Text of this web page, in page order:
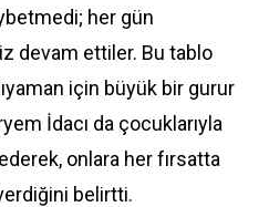
her gün
devam ettiler. Bu tablo
için büyük bir gurur
İdacı da çocuklarıyla
onlara her fırsatta
belirtti.